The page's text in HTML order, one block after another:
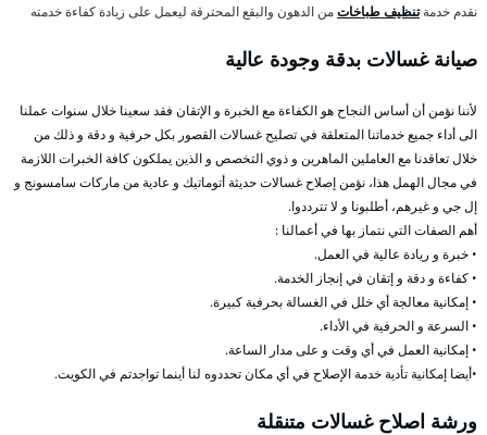
نقدم خدمةتنظيف طباخاتمن الدهون والبقع المحترقة ليعمل على زيادة كفاءة خدمته
صيانة غسالات بدقة وجودة عالية
لأننا نؤمن أن أساس النجاح هو الكفاءة مع الخبرة و الإتقان فقد سعينا خلال سنوات عملنا
الى أداء جميع خدماتنا المتعلقة في تصليح غسالات القصور بكل حرفية و دقة و ذلك من
خلال تعاقدنا مع العاملين الماهرين و ذوي التخصص و الذين يملكون كافة الخبرات اللازمة
في مجال الهمل هذا، نؤمن إصلاح غسالات حديثة أتوماتيك و عادية من ماركات سامسونج و
إل جي و غيرهم، أطلبونا و لا تترددوا.
أهم الصفات التي نتماز بها في أعمالنا :
• خبرة و ريادة عالية في العمل.
• كفاءة و دقة و إتقان في إنجاز الخدمة.
• إمكانية معالجة أي خلل في الغسالة بحرفية كبيرة.
• السرعة و الحرفية في الأداء.
• إمكانية العمل في أي وقت و على مدار الساعة.
•أيضا إمكانية تأدية خدمة الإصلاح في أي مكان تحددوه لنا أينما تواجدتم في الكويت.
ورشة اصلاح غسالات متنقلة